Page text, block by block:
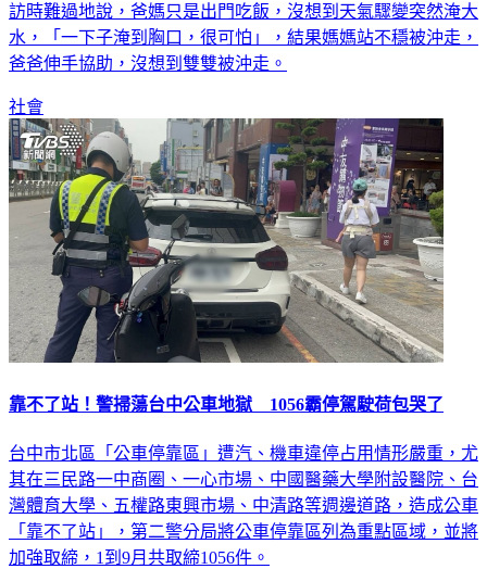
訪時難過地說，爸媽只是出門吃飯，沒想到天氣驟變突然淹大
水，「一下子淹到胸口，很可怕」，結果媽媽站不穩被沖走，
爸爸伸手協助，沒想到雙雙被沖走。
社會
靠不了站！警掃蕩台中公車地獄 1056霸停駕駛荷包哭了
台中市北區「公車停靠區」遭汽、機車違停占用情形嚴重，尤
其在三民路一中商圈、一心市場、中國醫藥大學附設醫院、台
灣體育大學、五權路東興市場、中清路等週邊道路，造成公車
「靠不了站」，第二警分局將公車停靠區列為重點區域，並將
加強取締，1到9月共取締1056件。